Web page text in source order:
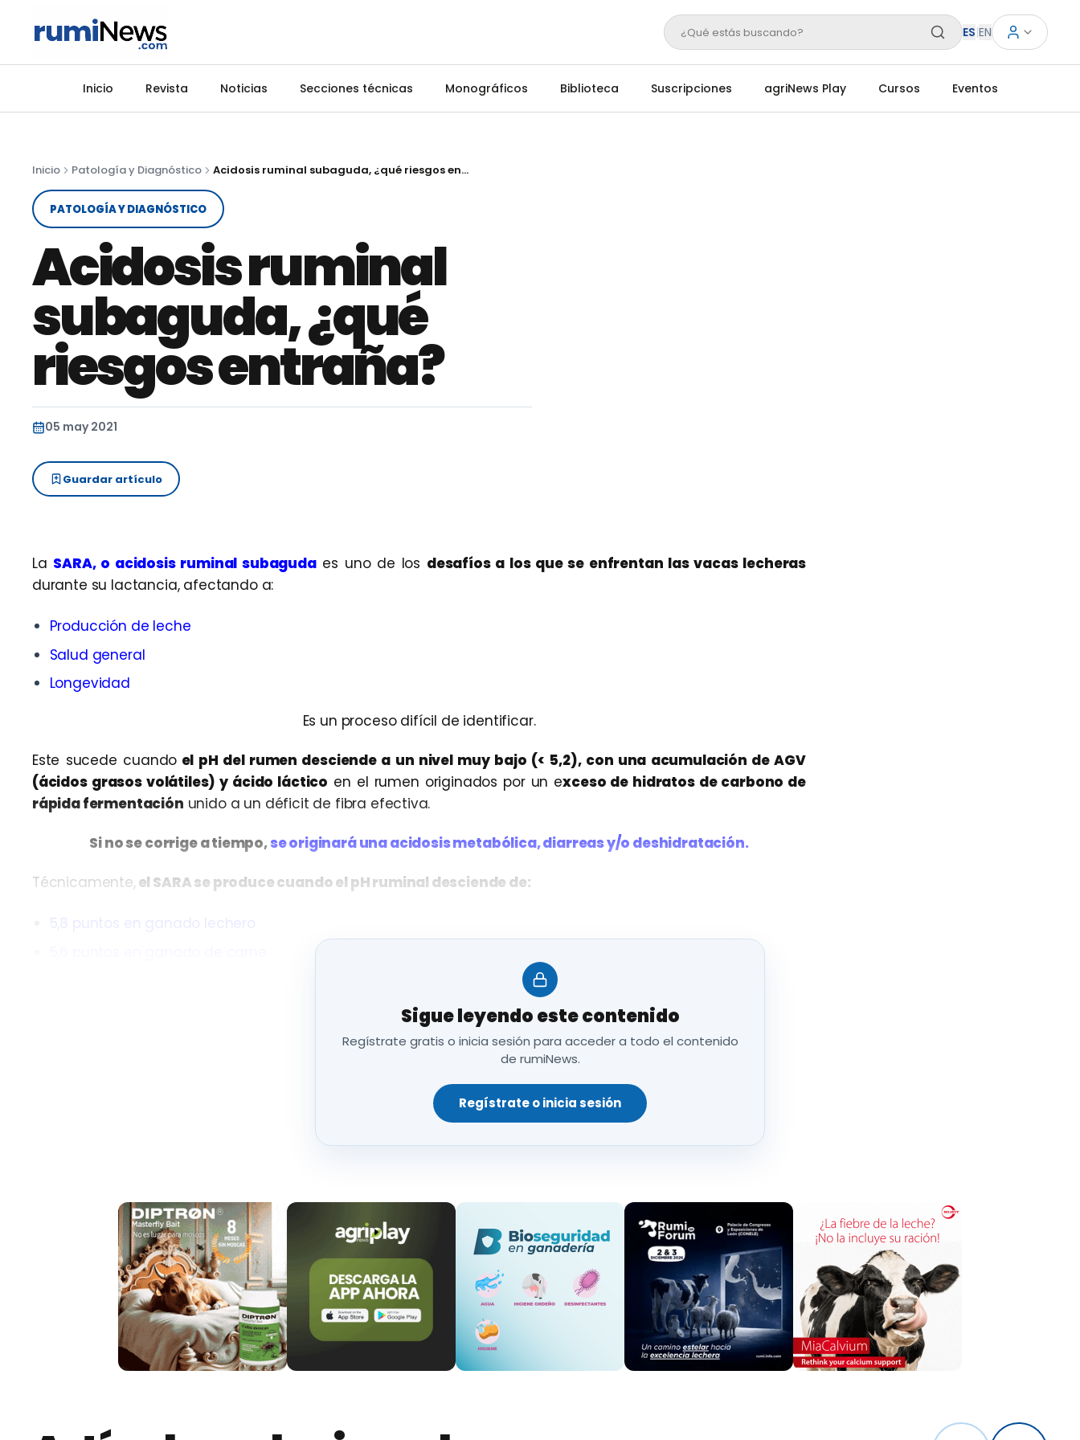
¿Qué estás buscando? ES|EN
Inicio Revista Noticias Secciones técnicas Monográficos Biblioteca Suscripciones agriNews Play Cursos Eventos
Inicio Patología y Diagnóstico Acidosis ruminal subaguda, ¿qué riesgos entraña?
PATOLOGÍA Y DIAGNÓSTICO
Acidosis ruminal
subaguda, ¿qué
riesgos entraña?
05 may 2021
Guardar artículo
La SARA, o acidosis ruminal subagudaes uno de los desafíos a los que se enfrentan las vacas lecheras
durante su lactancia, afectando a:
Producción de leche
Salud general
Longevidad
Es un proceso difícil de identificar.
Este sucede cuando el pH del rumen desciende a un nivel muy bajo (< 5,2), con una acumulación de AGV
(ácidos grasos volátiles) y ácido láctico en el rumen originados por un exceso de hidratos de carbono de
rápida fermentación unido a un déficit de fibra efectiva.
Si no se corrige a tiempo,se originará una acidosis metabólica, diarreas y/o deshidratación.
Técnicamente,el SARA se produce cuando el pH ruminal desciende de:
por las paredes del rumen; si el pH continúa descendiendo se produciráncambios en la población bacteriana
y las vías metabólicas producirán ácido láctico en exceso
, involucrado con la acidosis.
sus efectos se verán en:
: veremos afectada laeficiencia alimenticia y se incrementarán los costes de alimentación.
Cuando desciende el pH por debajo de 6,la población del rumen disminuye, y esto afectará a la
digestibilidad de la fibra.
alimento.
Sigue leyendo este contenido
Regístrate gratis o inicia sesión para acceder a todo el contenido
de rumiNews.
Regístrate o inicia sesión